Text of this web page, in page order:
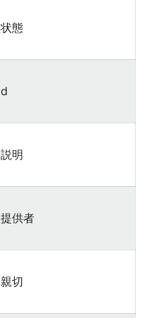
状態
d
説明
提供者
親切